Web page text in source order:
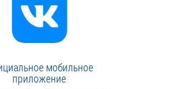
мобильное
приложение